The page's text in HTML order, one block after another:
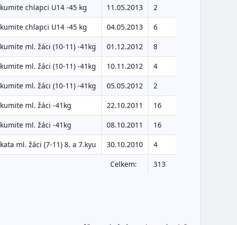
kumite chlapci U14 -45 kg 11.05.2013 2
kumite chlapci U14 -45 kg 04.05.2013 6
kumite ml. žáci (10-11) -41kg 01.12.2012 8
kumite ml. žáci (10-11) -41kg 10.11.2012 4
kumite ml. žáci (10-11) -41kg 05.05.2012 2
kumite ml. žáci -41kg 22.10.2011 16
kumite ml. žáci -41kg 08.10.2011 16
kata ml. žáci (7-11) 8. a 7.kyu 30.10.2010 4
Celkem: 313